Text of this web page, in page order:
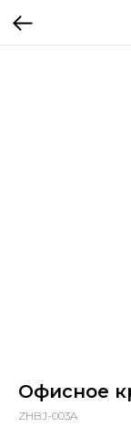
Офисное
ZHBJ-003A